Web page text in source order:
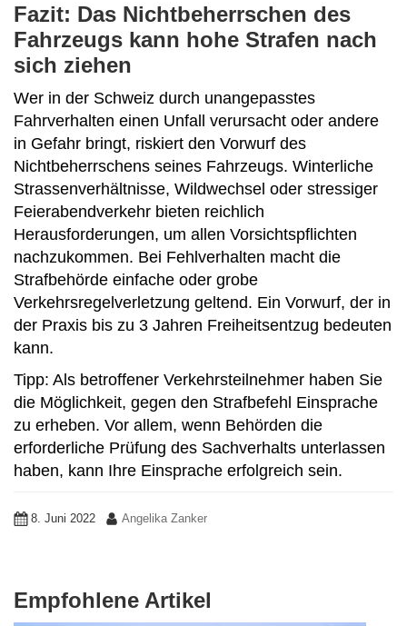
Fazit: Das Nichtbeherrschen des
Fahrzeugs kann hohe Strafen nach
sich ziehen
Wer in der Schweiz durch unangepasstes
Fahrverhalten einen Unfall verursacht oder andere
in Gefahr bringt, riskiert den Vorwurf des
Nichtbeherrschens seines Fahrzeugs. Winterliche
Strassenverhältnisse, Wildwechsel oder stressiger
Feierabendverkehr bieten reichlich
Herausforderungen, um allen Vorsichtspflichten
nachzukommen. Bei Fehlverhalten macht die
Strafbehörde einfache oder grobe
Verkehrsregelverletzung geltend. Ein Vorwurf, der in
der Praxis bis zu 3 Jahren Freiheitsentzug bedeuten
kann.
Tipp: Als betroffener Verkehrsteilnehmer haben Sie
die Möglichkeit, gegen den Strafbefehl Einsprache
zu erheben. Vor allem, wenn Behörden die
erforderliche Prüfung des Sachverhalts unterlassen
haben, kann Ihre Einsprache erfolgreich sein.
8. Juni 2022 Angelika Zanker
Empfohlene Artikel